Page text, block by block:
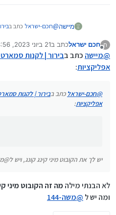
מיישה@חכם-ישראל כתב ב
@יוני-מחשביםכתב ב
אותו לכמה אפליקציות
תקנה כבר מכשיר,
ח חכם ישראלכתב ב21 ביוני 2023, 18:56
נערך לאחרונה על ידי
@מיישה כתב בבירור | לקנות
אפליקציות:
@חכם-ישראל כתב בבירור | לקנות
אפליקציות:
יש לך את הקובוט מיני קינג קונג, ויש ל@משה-144 גרסה
לא הבנתי מילהמה זה הקובוט מיני
ומה יש ל @משה-144